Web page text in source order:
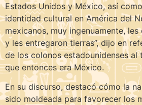
Estados Unidos y México, así
identidad cultural en América del
mexicanos, muy ingenuamente,
y les entregaron tierras”, dijo en
de los colonos estadounidenses
que entonces era México.
En su discurso, destacó cómo la
sido moldeada para favorecer los